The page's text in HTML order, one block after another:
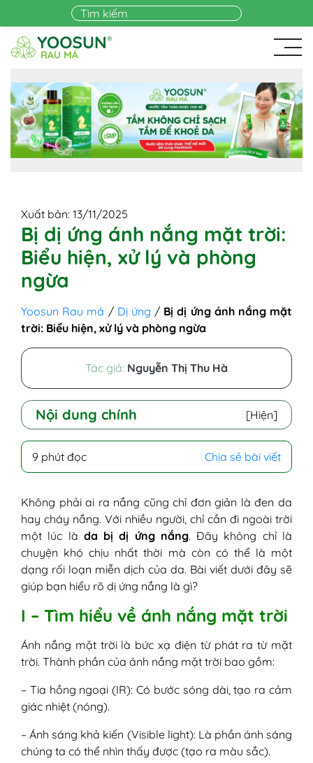
Skip to main content
Xuất bản: 13/11/2025
Bị dị ứng ánh nắng mặt trời:
Biểu hiện, xử lý và phòng
ngừa
Yoosun Rau má / Dị ứng / Bị dị ứng ánh nắng mặt
trời: Biểu hiện, xử lý và phòng ngừa
Tác giả: Nguyễn Thị Thu Hà
Nội dung chính [Hiện]
II - Dị ứng nắng là gì?
1. Tia UVA/UVB gây kích hoạt miễn
dịch mạnh hơn người bình thường
2. Hàng rào bảo vệ da yếu khiến da
dễ tổn thương
3. Mỹ phẩm, thuốc uống gây nhạy
cảm ánh sáng
5. Cơ địa dị ứng bẩm sinh hoặc hệ
6. Tích tụ ánh sáng (Photoallergy)
IV - Dấu hiệu dị ứng nắng
1. Mẩn đỏ và cảm giác nóng rát
2. Ngứa nhiều, kích ứng tăng dần
3. Nổi sẩn phù, mề đay hoặc mụn
nước nhỏ
4. Da nóng, căng, khó chịu như bị
9 phút đọc Chia sẻ bài viết
Không phải ai ra nắng cũng chỉ đơn giản là đen da
hay cháy nắng. Với nhiều người, chỉ cần đi ngoài trời
một lúc là da bị dị ứng nắng. Đây không chỉ là
chuyện khó chịu nhất thời mà còn có thể là một
dạng rối loạn miễn dịch của da. Bài viết dưới đây sẽ
giúp bạn hiểu rõ dị ứng nắng là gì?
I – Tìm hiểu về ánh nắng mặt trời
Ánh nắng mặt trời là bức xạ điện từ phát ra từ mặt
trời. Thành phần của ánh nắng mặt trời bao gồm:
– Tia hồng ngoại (IR): Có bước sóng dài, tạo ra cảm
giác nhiệt (nóng).
– Ánh sáng khả kiến (Visible light): Là phần ánh sáng
chúng ta có thể nhìn thấy được (tạo ra màu sắc).